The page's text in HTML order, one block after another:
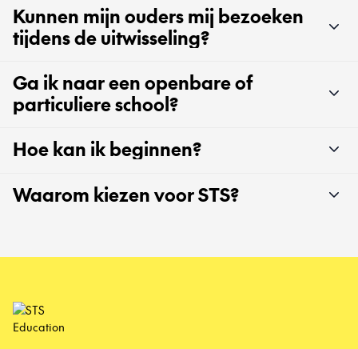
Kunnen mijn ouders mij bezoeken
tijdens de uitwisseling?
Ga ik naar een openbare of
particuliere school?
Hoe kan ik beginnen?
Waarom kiezen voor STS?